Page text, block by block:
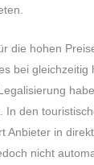
die hohen
bei gleichzeitig
In den
Anbieter in
nicht